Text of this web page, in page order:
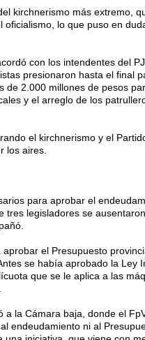
kirchnerismo más extremo,
lo que puso en
con los intendentes del
presionaron hasta el final
de 2.000 millones de pesos
y el arreglo de los
el kirchnerismo y el
los aires.
para aprobar el
tres legisladores se
el Presupuesto
se había aprobado la Ley
que se le aplica a las
a la Cámara baja, donde el
endeudamiento ni al